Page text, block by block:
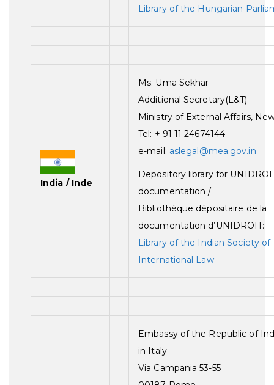
Library of the Hungarian
India / Inde
Ms. Uma Sekhar
Additional Secretary(L&T)
Ministry of External Affairs,
Tel: + 91 11 24674144
e-mail: aslegal@mea.gov.in
Depository library for
documentation /
Bibliothèque dépositaire de la
documentation d’UNIDROIT:
Library of the Indian Society of
International Law
Embassy of the Republic of
in Italy
Via Campania 53-55